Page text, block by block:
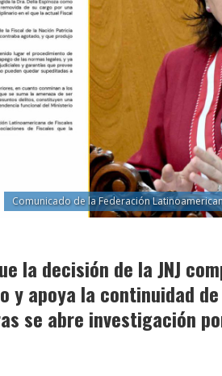
Comunicado de la Federación
la decisión de la JNJ
y apoya la continuidad
se abre investigación